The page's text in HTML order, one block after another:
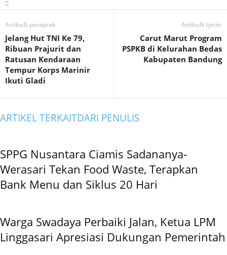
Artikulli paraprak
Jelang Hut TNI Ke 79,
Ribuan Prajurit dan
Ratusan Kendaraan
Tempur Korps Marinir
Ikuti Gladi
Artikulli tjetër
Carut Marut Program
PSPKB di Kelurahan Bedas
Kabupaten Bandung
ARTIKEL TERKAITDARI PENULIS
SPPG Nusantara Ciamis Sadananya-
Werasari Tekan Food Waste, Terapkan
Bank Menu dan Siklus 20 Hari
Warga Swadaya Perbaiki Jalan, Ketua LPM
Linggasari Apresiasi Dukungan Pemerintah